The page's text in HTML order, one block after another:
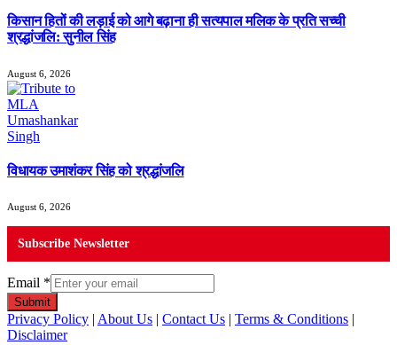
किसान हितों की लड़ाई को आगे बढ़ाना ही सत्यपाल मलिक के प्रति सच्ची
श्रद्धांजलि: सुनील सिंह
August 6, 2026
विधायक उमाशंकर सिंह को श्रद्धांजलि
August 6, 2026
Subscribe Newsletter
Email *
Submit
Privacy Policy | About Us | Contact Us | Terms & Conditions |
Disclaimer